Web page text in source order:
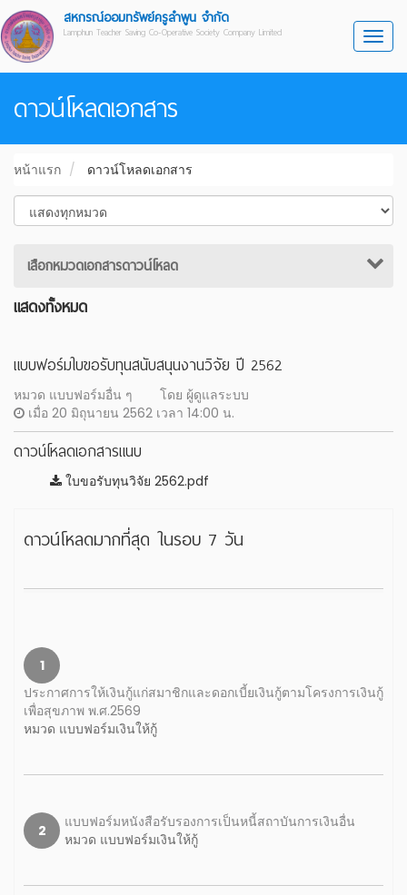
สหกรณ์ออมทรัพย์ครูลำพูน จำกัด
Lamphun Teacher Saving Co-Operative Society Company Limited
ดาวน์โหลดเอกสาร
หน้าแรก ดาวน์โหลดเอกสาร
เสือกหมวดเอกสารดาวน์โหลด
แสดงทั้งหมด
แบบฟอร์มใบขอรับทุนสนับสนุนงานวิจัย ปี 2562
หมวด แบบฟอร์มอื่น ๆ
โดย ผู้ดูแลระบบ
เมื่อ 20 มิถุนายน 2562 เวลา 14:00 น.
ดาวน์โหลดเอกสารแนบ
ใบขอรับทุนวิจัย 2562.pdf
ดาวน์โหลดมากที่สุด ในรอบ 7 วัน
1
ประกาศการให้เงินกู้แก่สมาชิกและดอกเบี้ยเงินกู้ตามโครงการเงินกู้
เพื่อสุขภาพ พ.ศ.2569
หมวด แบบฟอร์มเงินให้กู้
2
แบบฟอร์มหนังสือรับรองการเป็นหนี้สถาบันการเงินอื่น
หมวด แบบฟอร์มเงินให้กู้